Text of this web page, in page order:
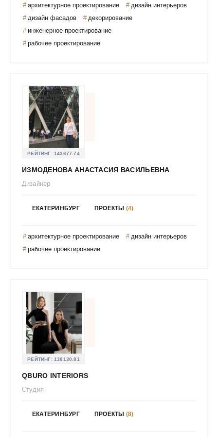
Герасимов Владимир Юрьевич
Гилева Ксения
Гильдебрандт Андрей Иванович
Гирская Олеся Викторовна
Гольмер Анастасия Владимировна
Гончарова Вероника Константиновна
Гордеева Дарья Владимировна
Гордеева Наталья Сергеевна
Гороховодацкая Екатерина
Григорий Пирогов
Гринь Яна Анатольевна
Группа "MAS"
Гусева Анна Михайловна
ДРИМТИМ
Давыдова Виктория Александровна
Давыдова Марина Олеговна
Дарьяна Гурьева
Двинина Анна Дмитриевна
Дизайн Бюро Марсала
архитектурное проектирование
дизайн интерьеров
дизайн фасадов
декорирование
инженерное проектирование
рабочее проектирование
РЕЙТИНГ: 143677.74
ИЗМОДЕНОВА АНАСТАСИЯ ВАСИЛЬЕВНА
Дизайнер
ЕКАТЕРИНБУРГ ПРОЕКТЫ (4)
архитектурное проектирование
дизайн интерьеров
рабочее проектирование
РЕЙТИНГ: 138130.81
QBURO INTERIORS
Студия
ЕКАТЕРИНБУРГ ПРОЕКТЫ (8)